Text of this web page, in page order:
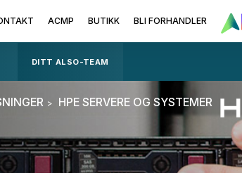
ACMP BUTIKK BLI FORHANDLER
DITT ALSO-TEAM
HPE SERVERE OG SYSTEMER